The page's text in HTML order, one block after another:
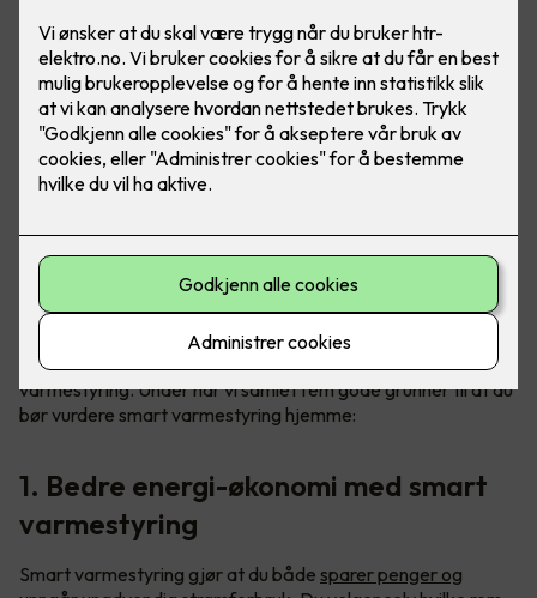
Uansett om du velger panelovner,varmekabler, varmefolie
eller varmematter,kan alt styres gjennom smart
varmestyring. Under har vi samlet fem gode grunner til at du
bør vurdere smart varmestyring hjemme:
1. Bedre energi-økonomi med smart
varmestyring
Smart varmestyring gjør at du både sparer penger og